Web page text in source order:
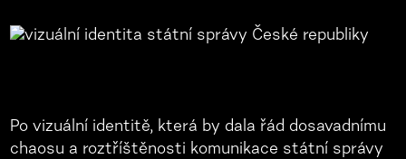
Po vizuální identitě, která by dala řád dosavadnímu
chaosu a roztříštěnosti komunikace státní správy